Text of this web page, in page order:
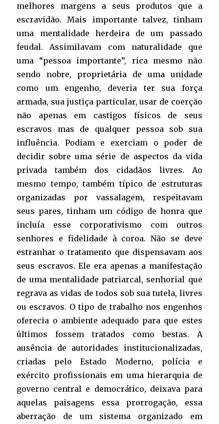
melhores margens a seus produtos que a
escravidão. Mais importante talvez, tinham
uma mentalidade herdeira de um passado
feudal. Assimilavam com naturalidade que
uma “pessoa importante”, rica mesmo não
sendo nobre, proprietária de uma unidade
como um engenho, deveria ter sua força
armada, sua justiça particular, usar de coerção
não apenas em castigos físicos de seus
escravos mas de qualquer pessoa sob sua
influência. Podiam e exerciam o poder de
decidir sobre uma série de aspectos da vida
privada também dos cidadãos livres. Ao
mesmo tempo, também típico de estruturas
organizadas por vassalagem, respeitavam
seus pares, tinham um código de honra que
incluía esse corporativismo com outros
senhores e fidelidade à coroa. Não se deve
estranhar o tratamento que dispensavam aos
seus escravos. Ele era apenas a manifestação
de uma mentalidade patriarcal, senhorial que
regrava as vidas de todos sob sua tutela, livres
ou escravos. O tipo de trabalho nos engenhos
oferecia o ambiente adequado para que estes
últimos fossem tratados como bestas. A
ausência de autoridades institucionalizadas,
criadas pelo Estado Moderno, polícia e
exército profissionais em uma hierarquia de
governo central e democrático, deixava para
aquelas paisagens essa prorrogação, essa
aberração de um sistema organizado em